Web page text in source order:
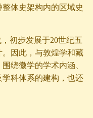
体史架构内的区域史
初步发展于20世纪五
因此，与敦煌学和藏
绕徽学的学术内涵、
科体系的建构，也还